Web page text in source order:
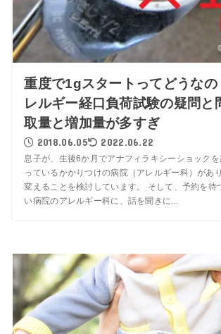
重度で1gスタートってどうなの
レルギー経口負荷試験の疑問と
取量と増加量が多すぎ
2018.06.05 2022.06.22
息子が、生後6か月でアナフィラキシーショック
っているかかりつけの病院（アレルギー科）があ
変えることを検討しています。 そして、予約を待
い病院のアレルギー科に、話を聞きに...